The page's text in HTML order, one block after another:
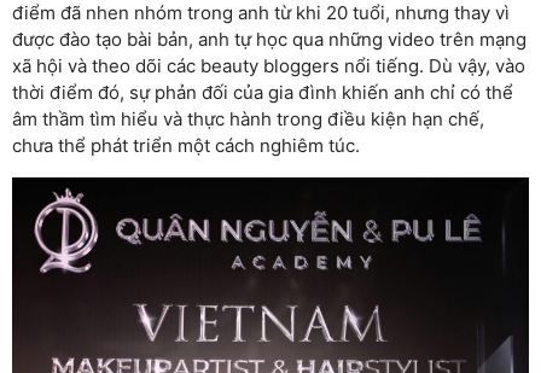
điểm đã nhen nhóm trong anh từ khi 20 tuổi, nhưng thay vì
được đào tạo bài bản, anh tự học qua những video trên mạng
xã hội và theo dõi các beauty bloggers nổi tiếng. Dù vậy, vào
thời điểm đó, sự phản đối của gia đình khiến anh chỉ có thể
âm thầm tìm hiểu và thực hành trong điều kiện hạn chế,
chưa thể phát triển một cách nghiêm túc.